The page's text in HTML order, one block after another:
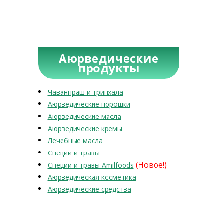
Аюрведические
продукты
Чаванпраш и трипхала
Аюрведические порошки
Аюрведические масла
Аюрведические кремы
Лечебные масла
Специи и травы
Специи и травы Amilfoods (Новое!)
Аюрведическая косметика
Аюрведические средства